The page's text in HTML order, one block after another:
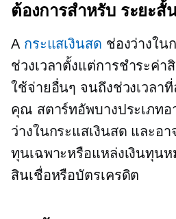
ต้องการสำหรับ ระยะสั้
A กระแสเงินสด ช่องว่างใน
ช่วงเวลาตั้งแต่การชำระค่า
ใช้จ่ายอื่นๆ จนถึงช่วงเวลา
คุณ สตาร์ทอัพบางประเภท
ว่างในกระแสเงินสด และอา
ทุนเฉพาะหรือแหล่งเงินทุนห
สินเชื่อหรือบัตรเครดิต